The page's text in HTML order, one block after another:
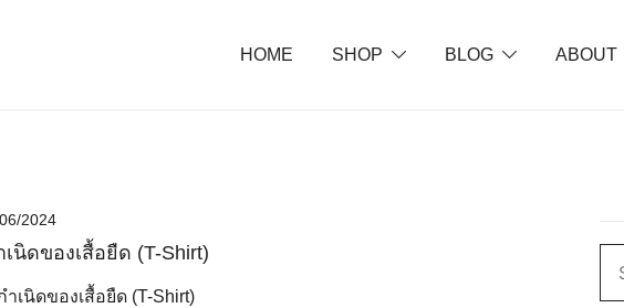
HOME SHOP BLOG ABOUT
2024
นิดของเสื้อยืด (T-Shirt)
for: